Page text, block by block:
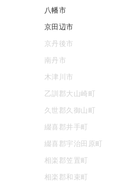
八幡市
京田辺市
京丹後市
南丹市
木津川市
乙訓郡大山崎町
久世郡久御山町
綴喜郡井手町
綴喜郡宇治田原町
相楽郡笠置町
相楽郡和束町